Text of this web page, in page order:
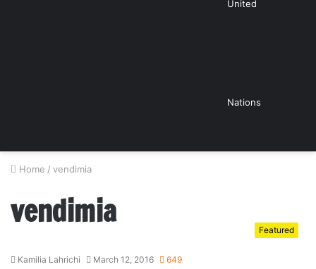
United
Nations
Home / vendimia
vendimia Featured
Kamilia Lahrichi March 12, 2016 649